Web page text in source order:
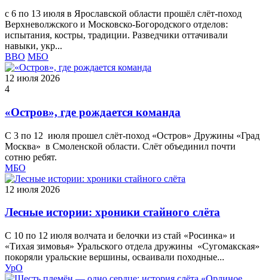
с 6 по 13 июля в Ярославской области прошёл слёт‑поход
Верхневолжского и Московско-Богородского отделов:
испытания, костры, традиции. Разведчики оттачивали
навыки, укр...
ВВО МБО
12 июля 2026
4
«Остров», где рождается команда
С 3 по 12 июля прошел слёт‑поход «Остров» Дружины «Град
Москва» в Смоленской области. Слёт объединил почти
сотню ребят.
МБО
12 июля 2026
Лесные истории: хроники стайного слёта
С 10 по 12 июля волчата и белочки из стай «Росинка» и
«Тихая зимовья» Уральского отдела дружины «Сугомакская»
покоряли уральские вершины, осваивали походные...
УрО